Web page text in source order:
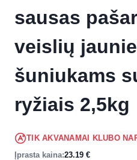
sausas
veislių
šuniukams
ryžiais 2,5kg
TIK AKVANAMAI KLUBO
Įprasta kaina:23.19 €